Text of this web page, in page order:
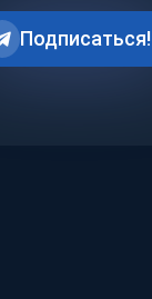
Подписаться!